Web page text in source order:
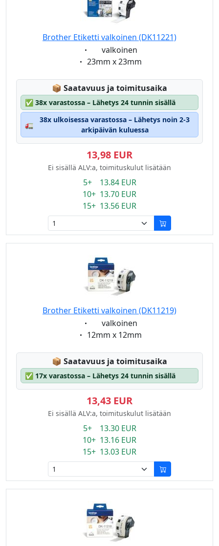
Brother Etiketti valkoinen (DK11221)
Eigenschaft:
valkoinen
Eigenschaft:
23mm x 23mm
📦 Lagerstatus:
Saatavuus ja toimitusaika
✅ 38x varastossa – Lähetys 24 tunnin sisällä
🚛
38x ulkoisessa varastossa – Lähetys noin 2-3
arkipäivän kuluessa
13,98 EUR
Ei sisällä ALV:a, toimituskulut lisätään
5+ 13.84 EUR
10+ 13.70 EUR
15+ 13.56 EUR
Brother Etiketti valkoinen (DK11219)
Eigenschaft:
valkoinen
Eigenschaft:
12mm x 12mm
📦 Lagerstatus:
Saatavuus ja toimitusaika
✅ 17x varastossa – Lähetys 24 tunnin sisällä
13,43 EUR
Ei sisällä ALV:a, toimituskulut lisätään
5+ 13.30 EUR
10+ 13.16 EUR
15+ 13.03 EUR